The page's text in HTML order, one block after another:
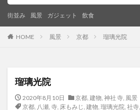
街並み 風景 ガジェット 飲食
HOME 風景 京都 瑠璃光院
瑠璃光院
2020年8月10日 京都, 建物, 神社 寺, 風景
京都, 八瀬, 寺, 床もみじ, 建物, 瑠璃光院, 社寺,